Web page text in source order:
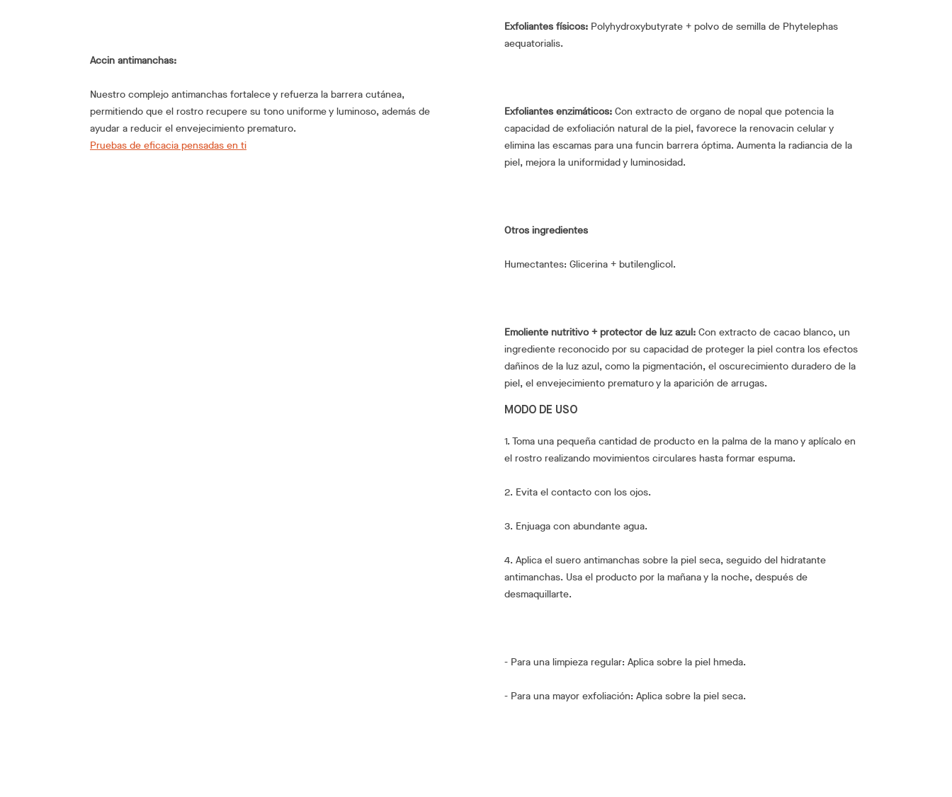
Accin antimanchas:
Nuestro complejo antimanchas fortalece y refuerza la barrera cutánea,
permitiendo que el rostro recupere su tono uniforme y luminoso, además de
ayudar a reducir el envejecimiento prematuro.
Pruebas de eficacia pensadas en ti
Exfoliantes físicos: Polyhydroxybutyrate + polvo de semilla de Phytelephas
aequatorialis.
Exfoliantes enzimáticos: Con extracto de organo de nopal que potencia la
capacidad de exfoliación natural de la piel, favorece la renovacin celular y
elimina las escamas para una funcin barrera óptima. Aumenta la radiancia de la
piel, mejora la uniformidad y luminosidad.
Otros ingredientes
Humectantes: Glicerina + butilenglicol.
Emoliente nutritivo + protector de luz azul: Con extracto de cacao blanco, un
ingrediente reconocido por su capacidad de proteger la piel contra los efectos
dañinos de la luz azul, como la pigmentación, el oscurecimiento duradero de la
piel, el envejecimiento prematuro y la aparición de arrugas.
MODO DE USO
1. Toma una pequeña cantidad de producto en la palma de la mano y aplícalo en
el rostro realizando movimientos circulares hasta formar espuma.
2. Evita el contacto con los ojos.
3. Enjuaga con abundante agua.
4. Aplica el suero antimanchas sobre la piel seca, seguido del hidratante
antimanchas. Usa el producto por la mañana y la noche, después de
desmaquillarte.
- Para una limpieza regular: Aplica sobre la piel hmeda.
- Para una mayor exfoliación: Aplica sobre la piel seca.